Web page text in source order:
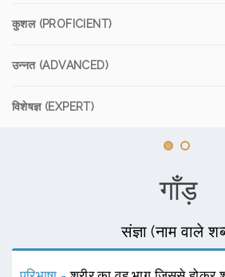
कुशल (PROFICIENT)
उन्नत (ADVANCED)
विशेषज्ञ (EXPERT)
गाँड़
संज्ञा (नाम वाले